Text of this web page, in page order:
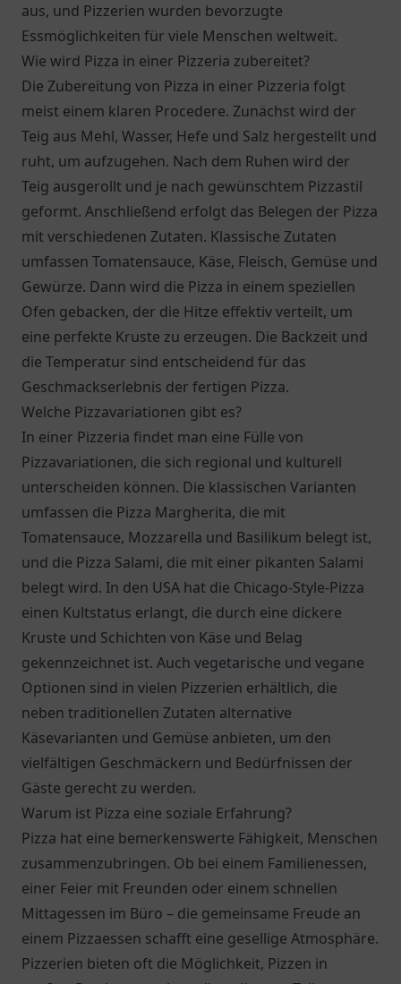
aus, und Pizzerien wurden bevorzugte
Essmöglichkeiten für viele Menschen weltweit.
Wie wird Pizza in einer Pizzeria zubereitet?
Die Zubereitung von Pizza in einer Pizzeria folgt
meist einem klaren Procedere. Zunächst wird der
Teig aus Mehl, Wasser, Hefe und Salz hergestellt und
ruht, um aufzugehen. Nach dem Ruhen wird der
Teig ausgerollt und je nach gewünschtem Pizzastil
geformt. Anschließend erfolgt das Belegen der Pizza
mit verschiedenen Zutaten. Klassische Zutaten
umfassen Tomatensauce, Käse, Fleisch, Gemüse und
Gewürze. Dann wird die Pizza in einem speziellen
Ofen gebacken, der die Hitze effektiv verteilt, um
eine perfekte Kruste zu erzeugen. Die Backzeit und
die Temperatur sind entscheidend für das
Geschmackserlebnis der fertigen Pizza.
Welche Pizzavariationen gibt es?
In einer Pizzeria findet man eine Fülle von
Pizzavariationen, die sich regional und kulturell
unterscheiden können. Die klassischen Varianten
umfassen die Pizza Margherita, die mit
Tomatensauce, Mozzarella und Basilikum belegt ist,
und die Pizza Salami, die mit einer pikanten Salami
belegt wird. In den USA hat die Chicago-Style-Pizza
einen Kultstatus erlangt, die durch eine dickere
Kruste und Schichten von Käse und Belag
gekennzeichnet ist. Auch vegetarische und vegane
Optionen sind in vielen Pizzerien erhältlich, die
neben traditionellen Zutaten alternative
Käsevarianten und Gemüse anbieten, um den
vielfältigen Geschmäckern und Bedürfnissen der
Gäste gerecht zu werden.
Warum ist Pizza eine soziale Erfahrung?
Pizza hat eine bemerkenswerte Fähigkeit, Menschen
zusammenzubringen. Ob bei einem Familienessen,
einer Feier mit Freunden oder einem schnellen
Mittagessen im Büro – die gemeinsame Freude an
einem Pizzaessen schafft eine gesellige Atmosphäre.
Pizzerien bieten oft die Möglichkeit, Pizzen in